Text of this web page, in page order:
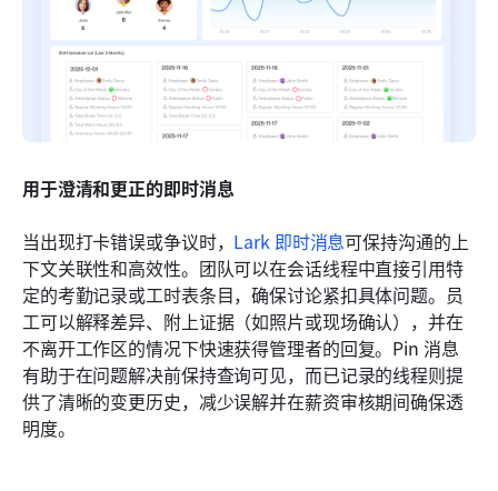
用于澄清和更正的即时消息
当出现打卡错误或争议时， Lark 即时消息可保持沟通的上
下文关联性和高效性。团队可以在会话线程中直接引用特
定的考勤记录或工时表条目，确保讨论紧扣具体问题。员
工可以解释差异、附上证据（如照片或现场确认），并在
不离开工作区的情况下快速获得管理者的回复。Pin 消息
有助于在问题解决前保持查询可见，而已记录的线程则提
供了清晰的变更历史，减少误解并在薪资审核期间确保透
明度。